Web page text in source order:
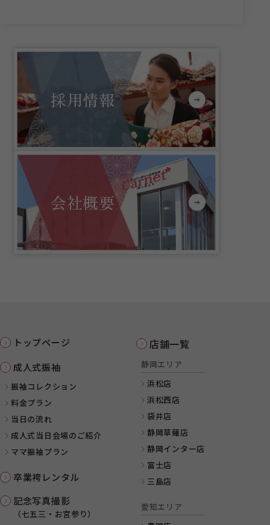
採用情報
会社概要
トップページ
成人式振袖
振袖コレクション
料金プラン
当日の流れ
成人式当日会場のご紹介
ママ振袖プラン
卒業袴レンタル
記念写真撮影
（七五三・お宮参り）
店舗一覧
静岡エリア
浜松店
浜松西店
袋井店
静岡草薙店
静岡インター店
富士店
三島店
愛知エリア